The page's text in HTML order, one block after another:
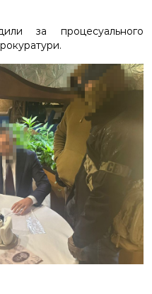
за процесуального